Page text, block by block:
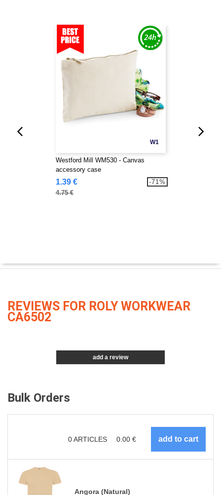
W1
Westford Mill WM530 - Canvas
accessory case
1.39 €
4.75 €
-71%
REVIEWS FOR ROLY WORKWEAR
CA6502
add a review
Bulk Orders
0ARTICLES 0.00 €
Angora (Natural)